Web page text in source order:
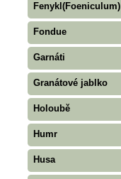
Fenykl(Foeniculum)
Fondue
Garnáti
Granátové jablko
Holoubě
Humr
Husa